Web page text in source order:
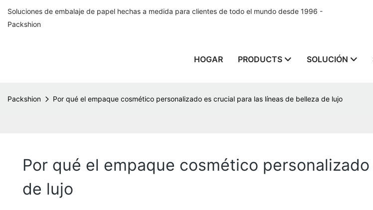
Soluciones de embalaje de papel hechas a medida para clientes de todo el mundo desde 1996 -
Packshion
HOGAR PRODUCTS SOLUCIÓN
Packshion Por qué el empaque cosmético personalizado es crucial para las líneas de belleza de lujo
Por qué el empaque cosmético
de lujo